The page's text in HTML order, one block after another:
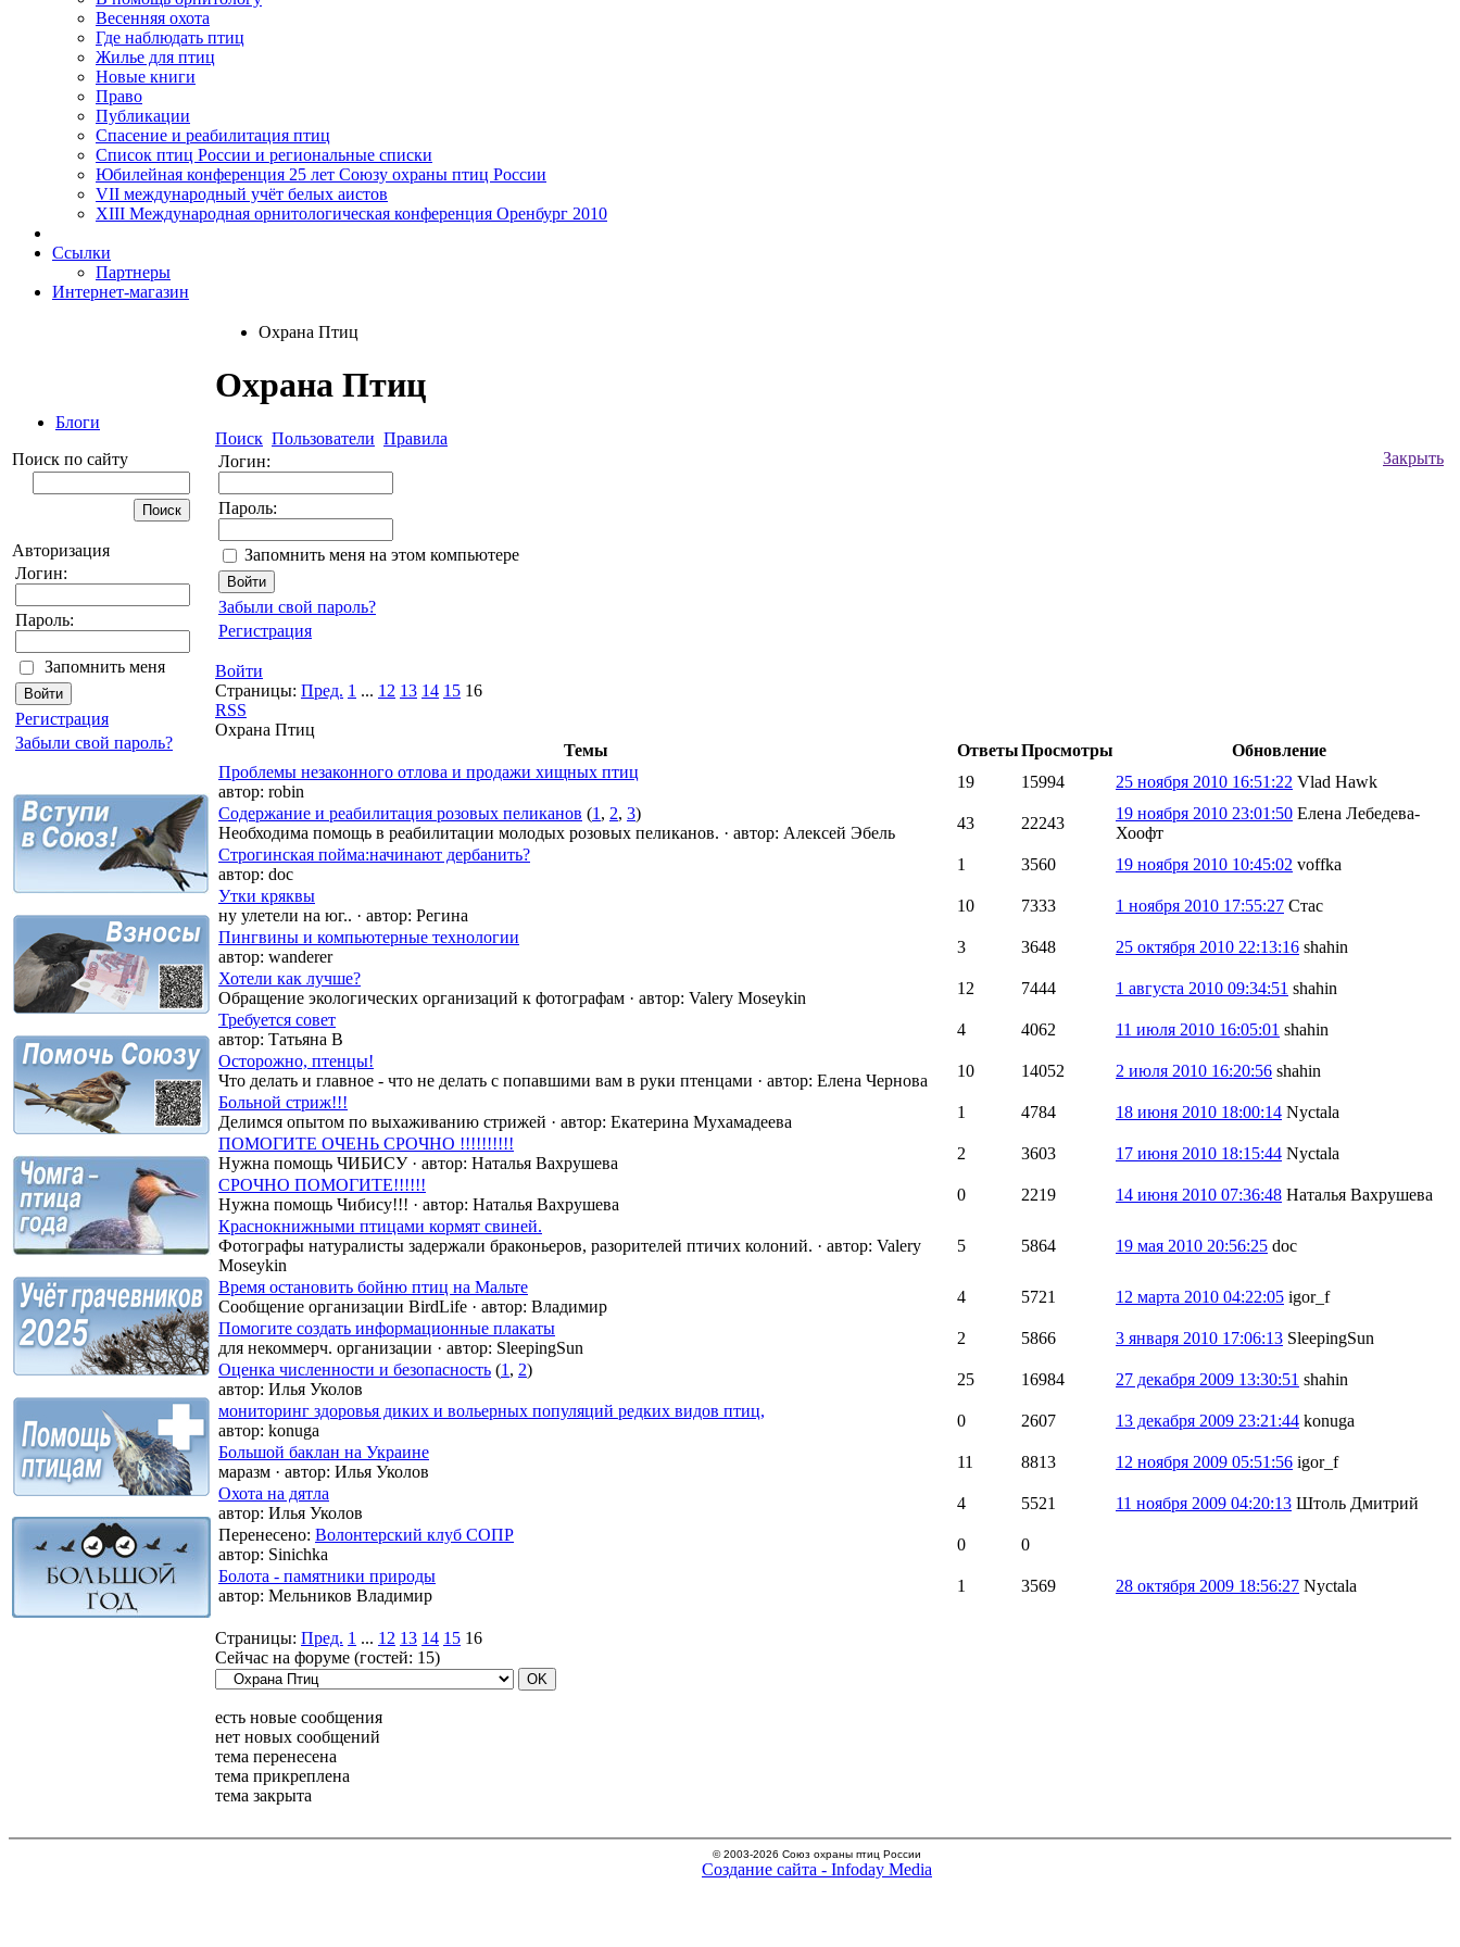
Весенняя охота
Где наблюдать птиц
Жилье для птиц
Новые книги
Право
Публикации
Спасение и реабилитация птиц
Список птиц России и региональные списки
Юбилейная конференция 25 лет Союзу охраны птиц России
VII международный учёт белых аистов
XIII Международная орнитологическая конференция Оренбург 2010
Ссылки
Партнеры
Интернет-магазин
Блоги
Поиск по сайту
Авторизация
Логин:
Пароль:
Запомнить меня
Регистрация
Забыли свой пароль?
Охрана Птиц
Охрана Птиц
Поиск Пользователи Правила
Закрыть
Логин:
Пароль:
Запомнить меня на этом компьютере
Забыли свой пароль?
Регистрация
Войти
Страницы: Пред. 1 ... 12 13 14 15 16
RSS
Охрана Птиц
Темы
ОтветыПросмотры
Обновление
Проблемы незаконного отлова и продажи хищных птиц
автор: robin
19 15994 25 ноября 2010 16:51:22 Vlad Hawk
Содержание и реабилитация розовых пеликанов (1 , 2, 3)
Необходима помощь в реабилитации молодых розовых пеликанов. · автор: Алексей Эбель
43 22243
19 ноября 2010 23:01:50 Елена Лебедева-
Хоофт
Строгинская пойма:начинают дербанить?
автор: doc
1 3560 19 ноября 2010 10:45:02 voffka
Утки кряквы
ну улетели на юг.. · автор: Регина
10 7333 1 ноября 2010 17:55:27 Стас
Пингвины и компьютерные технологии
автор: wanderer
3 3648 25 октября 2010 22:13:16 shahin
Хотели как лучше?
Обращение экологических организаций к фотографам · автор: Valery Moseykin
12 7444 1 августа 2010 09:34:51 shahin
Требуется совет
автор: Татьяна В
4 4062 11 июля 2010 16:05:01 shahin
Осторожно, птенцы!
Что делать и главное - что не делать с попавшими вам в руки птенцами · автор: Елена Чернова
10 14052 2 июля 2010 16:20:56 shahin
Больной стриж!!!
Делимся опытом по выхаживанию стрижей · автор: Екатерина Мухамадеева
1 4784 18 июня 2010 18:00:14 Nyctala
ПОМОГИТЕ ОЧЕНЬ СРОЧНО !!!!!!!!!!
Нужна помощь ЧИБИСУ· автор: Наталья Вахрушева
2 3603 17 июня 2010 18:15:44 Nyctala
СРОЧНО ПОМОГИТЕ!!!!!!
Нужна помощь Чибису!!! · автор: Наталья Вахрушева
0 2219 14 июня 2010 07:36:48 Наталья Вахрушева
Краснокнижными птицами кормят свиней.
Фотографы натуралисты задержали браконьеров, разорителей птичих колоний. · автор: Valery
Moseykin
5 5864 19 мая 2010 20:56:25 doc
Время остановить бойню птиц на Мальте
Сообщение организации BirdLife · автор: Владимир
4 5721 12 марта 2010 04:22:05 igor_f
Помогите создать информационные плакаты
для некоммерч. организации · автор: SleepingSun
2 5866 3 января 2010 17:06:13 SleepingSun
Оценка численности и безопасность (1 , 2)
автор: Илья Уколов
25 16984 27 декабря 2009 13:30:51 shahin
мониторинг здоровья диких и вольерных популяций редких видов птиц,
автор: konuga
0 2607 13 декабря 2009 23:21:44 konuga
Большой баклан на Украине
маразм · автор: Илья Уколов
11 8813 12 ноября 2009 05:51:56 igor_f
Охота на дятла
автор: Илья Уколов
4 5521 11 ноября 2009 04:20:13 Штоль Дмитрий
Перенесено: Волонтерский клуб СОПР
автор: Sinichka
0
0
Болота - памятники природы
автор: Мельников Владимир
1 3569 28 октября 2009 18:56:27 Nyctala
Страницы: Пред. 1 ... 12 13 14 15 16
Сейчас на форуме (гостей: 15)
есть новые сообщения
нет новых сообщений
тема перенесена
тема прикреплена
тема закрыта
© 2003-2026 Союз охраны птиц России
Создание сайта - Infoday Media